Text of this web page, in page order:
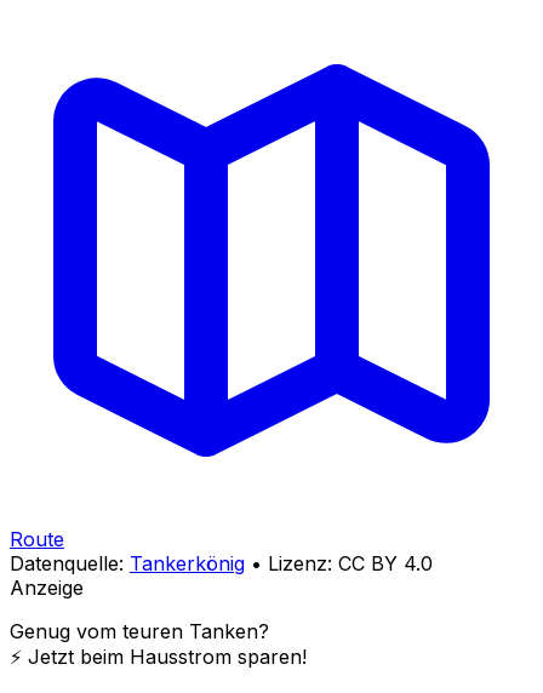
Route
Datenquelle: Tankerkönig • Lizenz: CC BY 4.0
Anzeige
Genug vom teuren Tanken?
⚡️ Jetzt beim Hausstrom sparen!